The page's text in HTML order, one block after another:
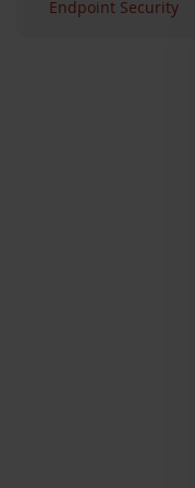
Endpoint Security